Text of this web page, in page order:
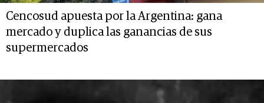
Cencosud apuesta por la Argentina: gana
mercado y duplica las ganancias de sus
supermercados